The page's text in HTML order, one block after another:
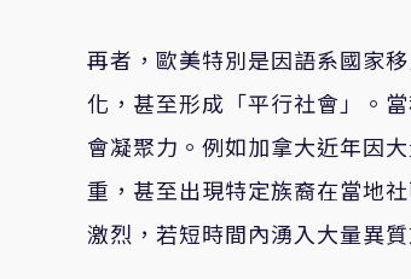
再者，歐美特別是因語系國家
化，甚至形成「平行社會」。
會凝聚力。例如加拿大近年因
重，甚至出現特定族裔在當地
激烈，若短時間內湧入大量異